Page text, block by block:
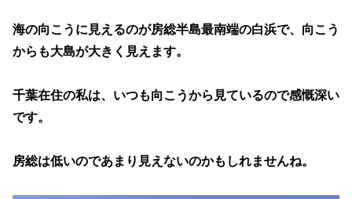
海の向こうに見えるのが房総半島最南端の白浜で、向こう
からも大島が大きく見えます。
千葉在住の私は、いつも向こうから見ているので感慨深い
です。
房総は低いのであまり見えないのかもしれませんね。